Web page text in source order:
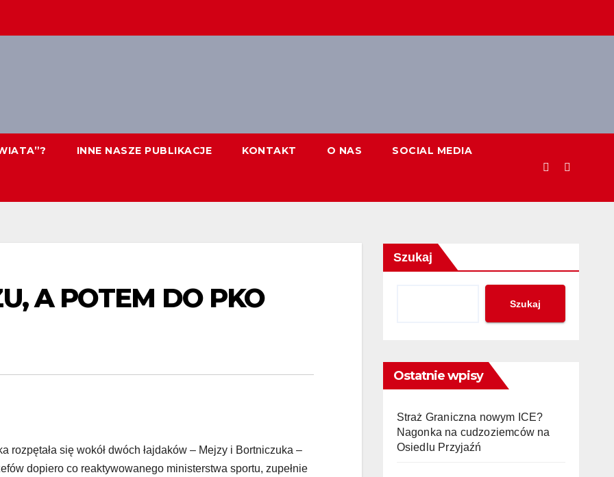
INNE NASZE PUBLIKACJE KONTAKT O NAS SOCIAL MEDIA
A POTEM DO PKO
rozpętała się wokół dwóch łajdaków – Mejzy i Bortniczuka –
dopiero co reaktywowanego ministerstwa sportu, zupełnie
Szukaj
Szukaj
Ostatnie wpisy
Straż Graniczna nowym ICE?
Nagonka na cudzoziemców na
Osiedlu Przyjaźń